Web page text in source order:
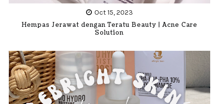
Oct 15, 2023
Hempas Jerawat dengan Teratu Beauty | Acne Care
Solution